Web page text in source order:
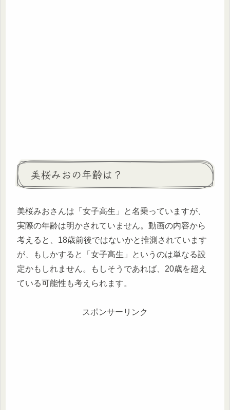
美桜みおの年齢は？
美桜みおさんは「女子高生」と名乗っていますが、
実際の年齢は明かされていません。動画の内容から
考えると、18歳前後ではないかと推測されています
が、もしかすると「女子高生」というのは単なる設
定かもしれません。もしそうであれば、20歳を超え
ている可能性も考えられます。
スポンサーリンク